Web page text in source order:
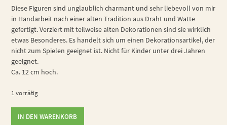
Diese Figuren sind unglaublich charmant und sehr liebevoll von mir
in Handarbeit nach einer alten Tradition aus Draht und Watte
gefertigt. Verziert mit teilweise alten Dekorationen sind sie wirklich
etwas Besonderes. Es handelt sich um einen Dekorationsartikel, der
nicht zum Spielen geeignet ist. Nicht für Kinder unter drei Jahren
geeignet.
Ca. 12 cm hoch.
1 vorrätig
IN DEN WARENKORB